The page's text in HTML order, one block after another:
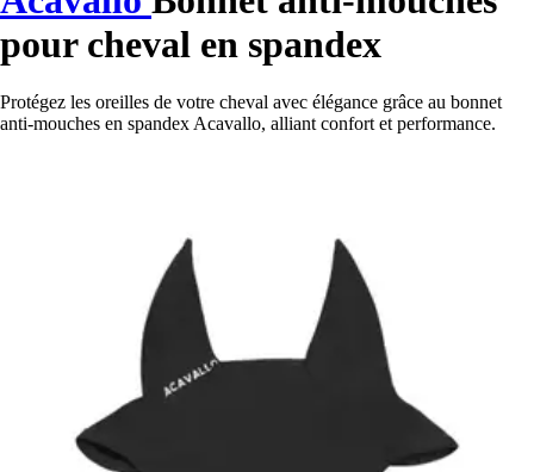
pour cheval en spandex
Protégez les oreilles de votre cheval avec élégance grâce au bonnet
anti-mouches en spandex Acavallo, alliant confort et performance.